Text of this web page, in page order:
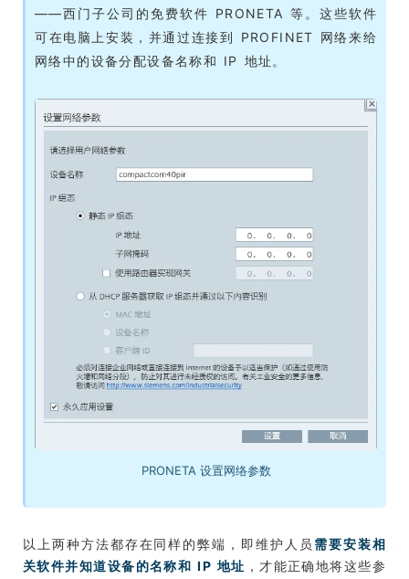
——西门子公司的免费软件 PRONETA 等。这些软件
可在电脑上安装，并通过连接到 PROFINET 网络来给
网络中的设备分配设备名称和 IP 地址。
PRONETA 设置网络参数
以上两种方法都存在同样的弊端，即维护人员 需要安装相
关软件并知道设备的名称和 IP 地址 ，才能正确地将这些参